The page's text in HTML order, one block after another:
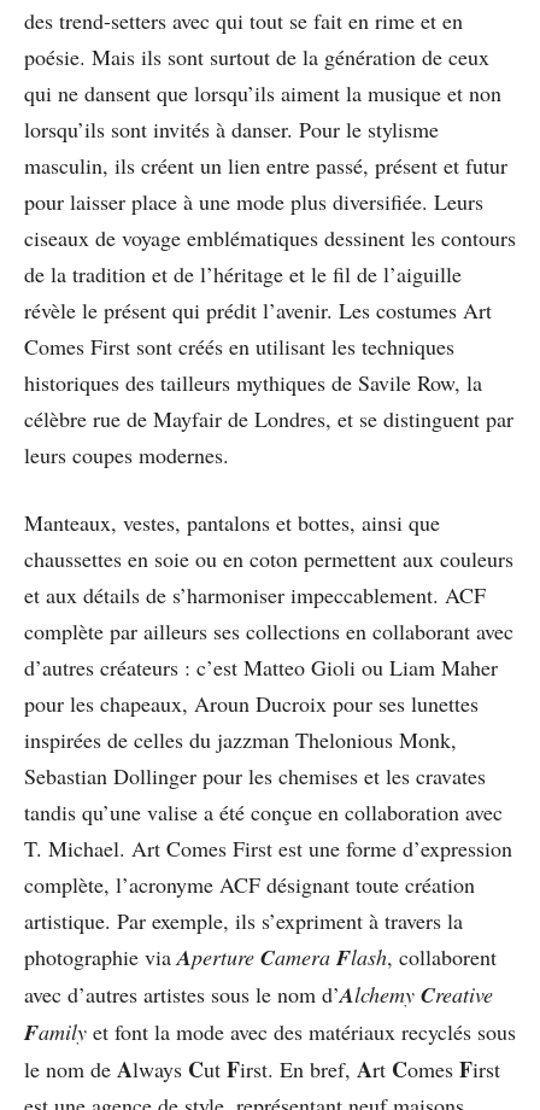
des trend-setters avec qui tout se fait en rime et en
poésie. Mais ils sont surtout de la génération de ceux
qui ne dansent que lorsqu’ils aiment la musique et non
lorsqu’ils sont invités à danser. Pour le stylisme
masculin, ils créent un lien entre passé, présent et futur
pour laisser place à une mode plus diversifiée. Leurs
ciseaux de voyage emblématiques dessinent les contours
de la tradition et de l’héritage et le fil de l’aiguille
révèle le présent qui prédit l’avenir. Les costumes Art
Comes First sont créés en utilisant les techniques
historiques des tailleurs mythiques de Savile Row, la
célèbre rue de Mayfair de Londres, et se distinguent par
leurs coupes modernes.
Manteaux, vestes, pantalons et bottes, ainsi que
chaussettes en soie ou en coton permettent aux couleurs
et aux détails de s’harmoniser impeccablement. ACF
complète par ailleurs ses collections en collaborant avec
d’autres créateurs : c’est Matteo Gioli ou Liam Maher
pour les chapeaux, Aroun Ducroix pour ses lunettes
inspirées de celles du jazzman Thelonious Monk,
Sebastian Dollinger pour les chemises et les cravates
tandis qu’une valise a été conçue en collaboration avec
T. Michael. Art Comes First est une forme d’expression
complète, l’acronyme ACF désignant toute création
artistique. Par exemple, ils s’expriment à travers la
photographie viaAperture CameraFlash, collaborent
avec d’autres artistes sous le nom d’Alchemy Creative
Family et font la mode avec des matériaux recyclés sous
le nom de Always Cut First. En bref, Art Comes First